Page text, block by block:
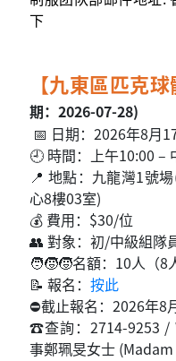
下
【九東區匹克
期：2026-07-28)
📅 日期：2026年8月
🕘 時間：上午10:00 –
📍 地點：九龍灣1號
心8樓03室)
💰 費用：$30/位
👥 對象：初/中級組隊
🧑‍🧒‍🧒名額：10人（8
📝 報名： 按此
⛔截止報名：2026年8
☎️查詢：2714-9253 /
事鄭珮旻女士 (Madam